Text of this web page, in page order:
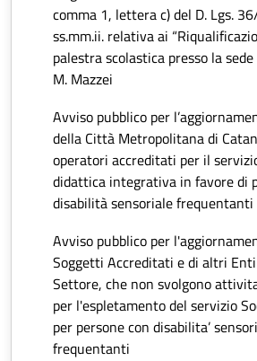
comma 1, lettera c) del D. Lgs.
ss.mm.ii. relativa ai
palestra scolastica presso la
M. Mazzei
Avviso pubblico per
della Città Metropolitana di
operatori accreditati per il
didattica integrativa in favore di
disabilità sensoriale frequentanti
Avviso pubblico per
Soggetti Accreditati e di altri Enti
Settore, che non svolgono
per l'espletamento del servizio
per persone con disabilita’
frequentanti